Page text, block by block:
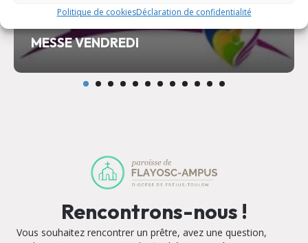
Politique de cookiesDéclaration de confidentialité
MESSE VENDREDI
Rencontrons-nous !
Vous souhaitez rencontrer un prêtre, avez une question,